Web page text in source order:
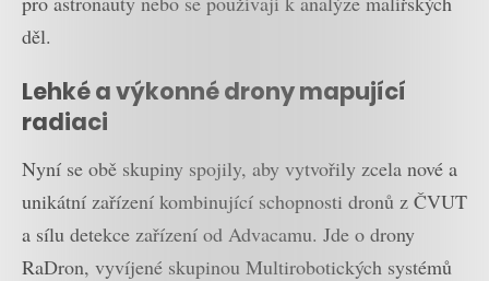
děl.
Lehké a výkonné drony mapující
radiaci
Nyní se obě skupiny spojily, aby vytvořily zcela nové a
unikátní zařízení kombinující schopnosti dronů z ČVUT
a sílu detekce zařízení od Advacamu. Jde o drony
RaDron, vyvíjené skupinou Multirobotických systémů